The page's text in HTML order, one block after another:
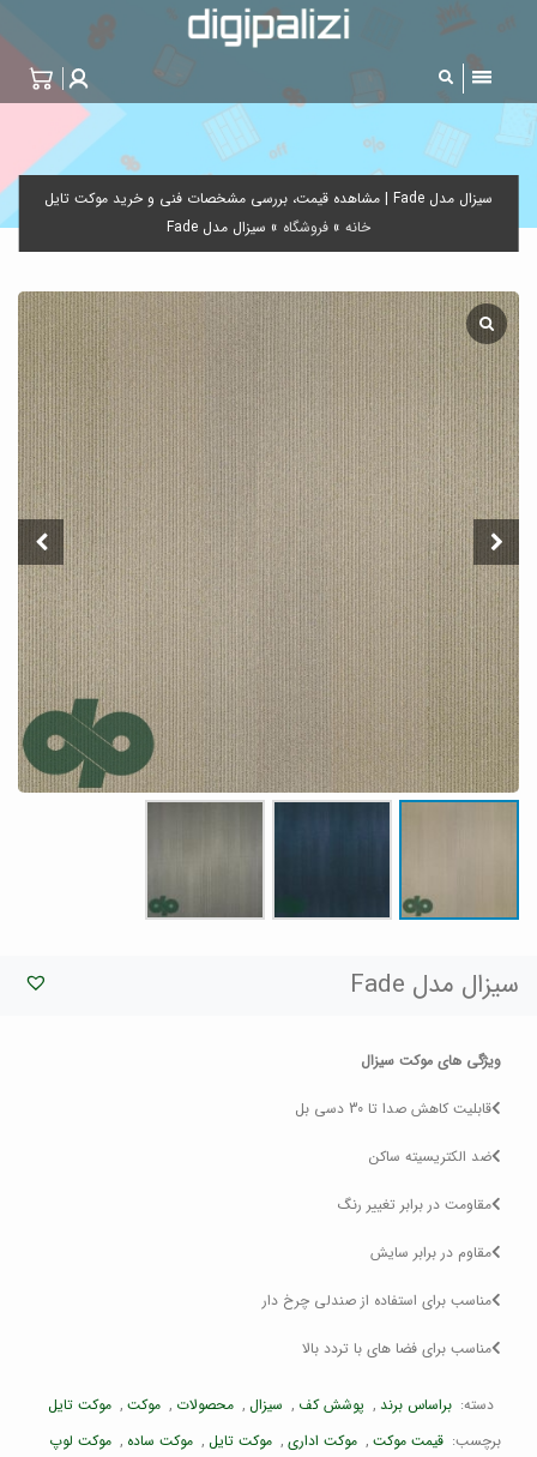
سیزال مدل Fade | مشاهده قیمت، بررسی مشخصات فنی و خرید موکت تایل
خانه » فروشگاه » سیزال مدل Fade
سیزال مدل Fade
ویژگی های موکت سیزال
قابلیت کاهش صدا تا 30 دسی بل
ضد الکتریسیته ساکن
مقاومت در برابر تغییر رنگ
مقاوم در برابر سایش
مناسب برای استفاده از صندلی چرخ دار
مناسب برای فضا های با تردد بالا
دسته: براساس برند , پوشش کف , سیزال , محصولات , موکت , موکت تایل
برچسب: قیمت موکت , موکت اداری , موکت تایل , موکت ساده , موکت لوپ